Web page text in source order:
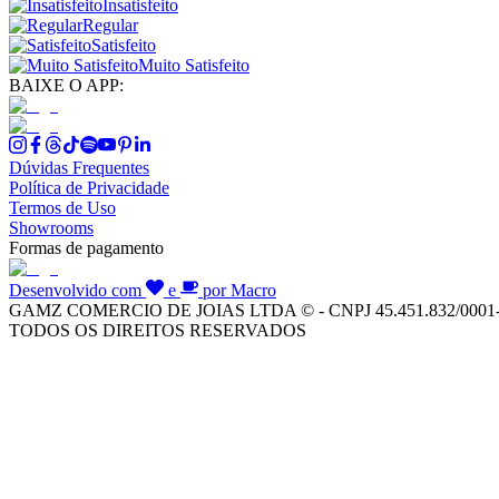
Insatisfeito
Regular
Satisfeito
Muito Satisfeito
BAIXE O APP:
Dúvidas Frequentes
Política de Privacidade
Termos de Uso
Showrooms
Formas de pagamento
Desenvolvido com e
por Macro
GAMZ COMERCIO DE JOIAS LTDA © - CNPJ 45.451.832/
TODOS OS DIREITOS RESERVADOS